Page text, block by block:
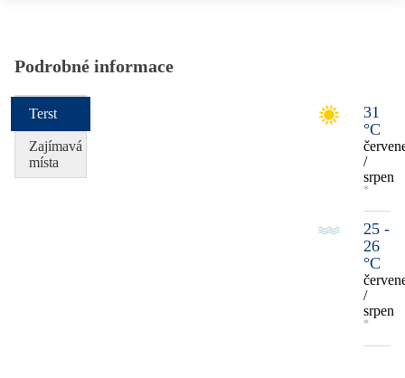
Podrobné informace
31
°C
/
srpen
*
25 -
26
°C
/
srpen
*
Terst
Zajímavá
místa